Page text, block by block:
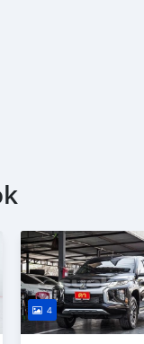
ฟรีดาวน์ผ่อนถูก #รถ
ด้ #ซื้อขายรถยนต์มือสอ
#MITSUBISHI
อง #ปิคอัฟ #กระบะเ
4